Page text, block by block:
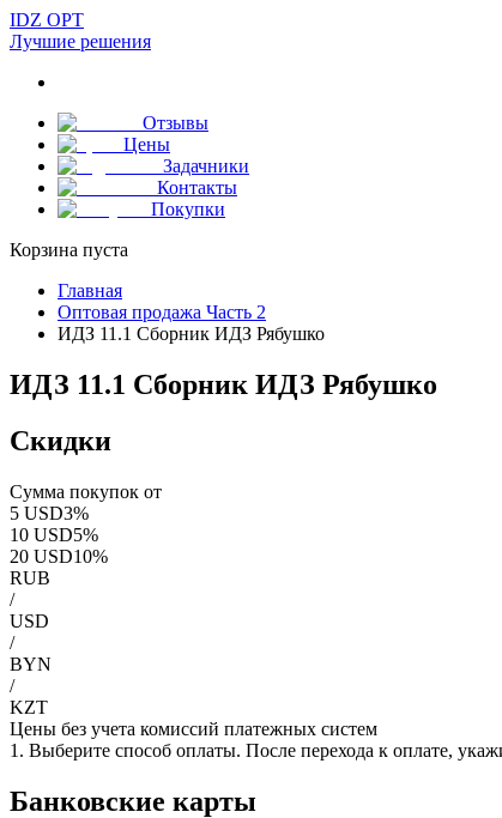
IDZ OPT
Лучшие решения
Отзывы
Цены
Задачники
Контакты
Покупки
Корзина пуста
Главная
Оптовая продажа Часть 2
ИДЗ 11.1 Сборник ИДЗ Рябушко
ИДЗ 11.1 Сборник ИДЗ Рябушко
Скидки
Сумма покупок от
5 USD3%
10 USD5%
20 USD10%
RUB
/
USD
/
BYN
/
KZT
Цены без учета комиссий платежных систем
1. Выберите способ оплаты. После перехода к оплате,
Банковские карты